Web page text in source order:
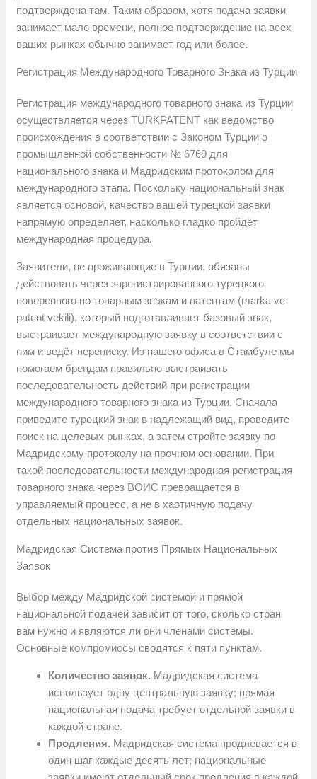
подтверждена там. Таким образом, хотя подача заявки
занимает мало времени, полное подтверждение на всех
ваших рынках обычно занимает год или более.
Регистрация Международного Товарного Знака из Турции
Регистрация международного товарного знака из Турции
осуществляется через TÜRKPATENT как ведомство
происхождения в соответствии с Законом Турции о
промышленной собственности № 6769 для
национального знака и Мадридским протоколом для
международного этапа. Поскольку национальный знак
является основой, качество вашей турецкой заявки
напрямую определяет, насколько гладко пройдёт
международная процедура.
Заявители, не проживающие в Турции, обязаны
действовать через зарегистрированного турецкого
поверенного по товарным знакам и патентам (marka ve
patent vekili), который подготавливает базовый знак,
выстраивает международную заявку в соответствии с
ним и ведёт переписку. Из нашего офиса в Стамбуле мы
помогаем брендам правильно выстраивать
последовательность действий при регистрации
международного товарного знака из Турции. Сначала
приведите турецкий знак в надлежащий вид, проведите
поиск на целевых рынках, а затем стройте заявку по
Мадридскому протоколу на прочном основании. При
такой последовательности международная регистрация
товарного знака через ВОИС превращается в
управляемый процесс, а не в хаотичную подачу
отдельных национальных заявок.
Мадридская Система против Прямых Национальных
Заявок
Выбор между Мадридской системой и прямой
национальной подачей зависит от того, сколько стран
вам нужно и являются ли они членами системы.
Основные компромиссы сводятся к пяти пунктам.
Количество заявок. Мадридская система
использует одну центральную заявку; прямая
национальная подача требует отдельной заявки в
каждой стране.
Продления. Мадридская система продлевается в
один шаг каждые десять лет; национальные